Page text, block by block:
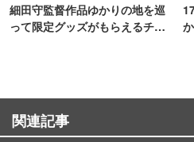
細田守監督作品ゆかりの地を巡
って限定グッズがもらえるチャ
関連記事